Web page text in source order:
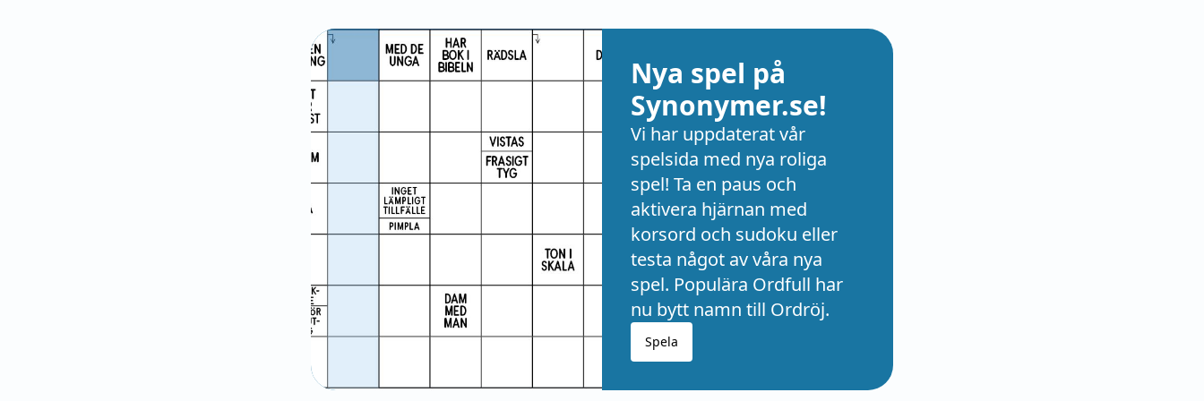
Älskling, Gjörwell i brev 1774 (O. Sylwan En Stockholmskrönika s. 95): 'Riks-
rådinnan Fersen var den enda, som ej kunde finna sig i det uttrycket: älskling' (i
betydelse 'amant'; använt av Sotberg i hans övers, av Voltaires Zayre 1774),
Thorild 1778 o. 1782 (: älsklinge), Lidner o. 1785, Kellgren 1792, Adlerbeth
(älskare), J. G. Oxenstierna (älskande, älskare), Geijer 1809: 'mitt hjärtas
älskling' (om sin fästmö), Tegnér 1823: 'En vän och älskling af Gustaf III';
sannolikt av Sotberg företagen nybildning (möjligen efter nyhögtyska liebling);
till älskling såsom brottsling, ensling, odugling (vekling) till motsvarande
adjektiv på -lig. — Älskog, fornsvenska ælskogher, ælskoghe = fornisländska o.
fornnorska elsk(h)ugi, danska elskov, till älska o. håg; alltså med bortfallet h.
Jämför om dylika bildningar under håg. I fornsvenska även om t. ex. Guds eller
moderlig kärlek; sedermera i regel blott om könskärlek ('erotik'), nu vanligen
med skämtsam anstrykning. — Det gamla vbalabstr. älskan kvarlever nu blott i
Nya spel på
Synonymer.se!
Vi har uppdaterat vår
spelsida med nya roliga
spel! Ta en paus och
aktivera hjärnan med
korsord och sudoku eller
testa något av våra nya
spel. Populära Ordfull har
nu bytt namn till Ordröj.
Spela